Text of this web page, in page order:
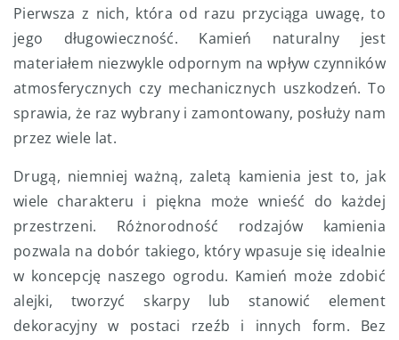
Pierwsza z nich, która od razu przyciąga uwagę, to
jego długowieczność. Kamień naturalny jest
materiałem niezwykle odpornym na wpływ czynników
atmosferycznych czy mechanicznych uszkodzeń. To
sprawia, że raz wybrany i zamontowany, posłuży nam
przez wiele lat.
Drugą, niemniej ważną, zaletą kamienia jest to, jak
wiele charakteru i piękna może wnieść do każdej
przestrzeni. Różnorodność rodzajów kamienia
pozwala na dobór takiego, który wpasuje się idealnie
w koncepcję naszego ogrodu. Kamień może zdobić
alejki, tworzyć skarpy lub stanowić element
dekoracyjny w postaci rzeźb i innych form. Bez